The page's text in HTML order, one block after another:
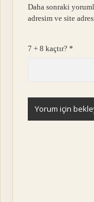
Daha sonraki
adresim ve site
7 + 8 kaçtır?*